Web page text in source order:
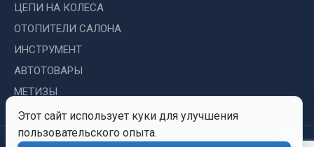
Выключатели и переключатели клавишные
Выключатели кнопочные
Выключатель массы
Весь раздел
Этот сайт использует куки для улучшения
пользовательского опыта.
ЦЕПИ НА КОЛЕСА
ОТОПИТЕЛИ САЛОНА
ИНСТРУМЕНТ
АВТОТОВАРЫ
МЕТИЗЫ
© 2026 Иркутский Центр Политика Обработка